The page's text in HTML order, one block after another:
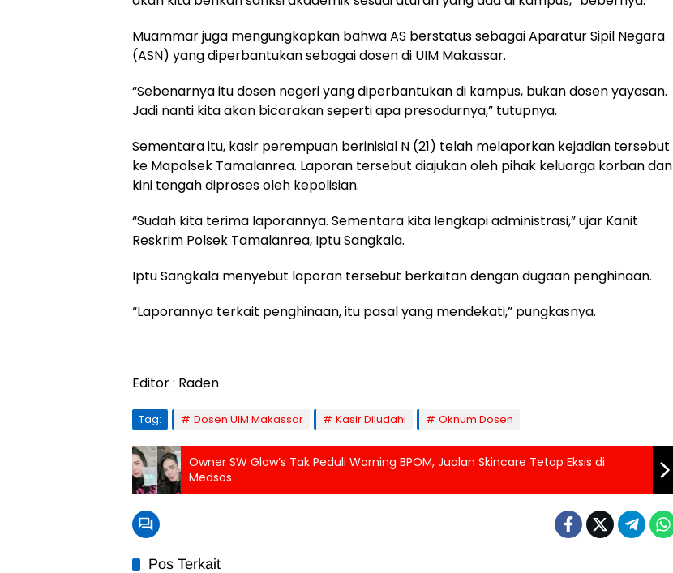
Muammar juga mengungkapkan bahwa AS berstatus sebagai Aparatur Sipil Negara
(ASN) yang diperbantukan sebagai dosen di UIM Makassar.
“Sebenarnya itu dosen negeri yang diperbantukan di kampus, bukan dosen yayasan.
Jadi nanti kita akan bicarakan seperti apa presodurnya,” tutupnya.
Sementara itu, kasir perempuan berinisial N (21) telah melaporkan kejadian tersebut
ke Mapolsek Tamalanrea. Laporan tersebut diajukan oleh pihak keluarga korban dan
kini tengah diproses oleh kepolisian.
“Sudah kita terima laporannya. Sementara kita lengkapi administrasi,” ujar Kanit
Reskrim Polsek Tamalanrea, Iptu Sangkala.
Iptu Sangkala menyebut laporan tersebut berkaitan dengan dugaan penghinaan.
“Laporannya terkait penghinaan, itu pasal yang mendekati,” pungkasnya.
Editor : Raden
Tag: Dosen UIM Makassar Kasir Diludahi Oknum Dosen
Owner SW Glow’s Tak Peduli Warning BPOM, Jualan Skincare Tetap Eksis di
Medsos
Pos Terkait